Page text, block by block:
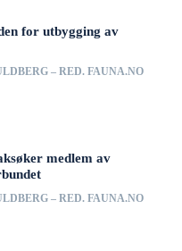
for utbygging av
– RED. FAUNA.NO
medlem av
– RED. FAUNA.NO